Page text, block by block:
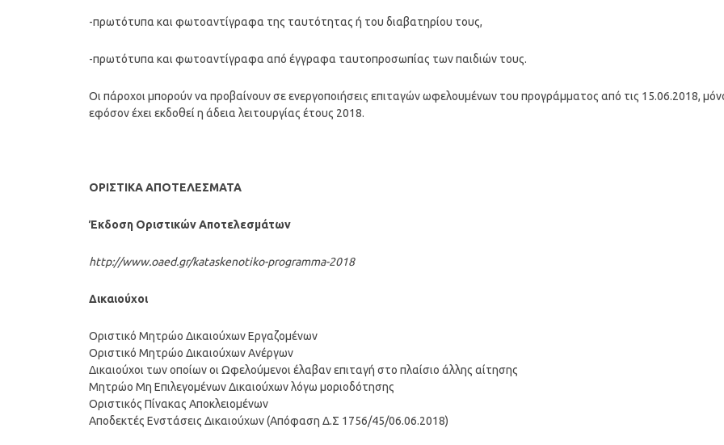
-πρωτότυπα και φωτοαντίγραφα της ταυτότητας ή του διαβατηρίου τους,
-πρωτότυπα και φωτοαντίγραφα από έγγραφα ταυτοπροσωπίας των παιδιών τους.
Οι πάροχοι μπορούν να προβαίνουν σε ενεργοποιήσεις επιταγών ωφελουμένων του προγράμματος από τις 15.06.2018,
εφόσον έχει εκδοθεί η άδεια λειτουργίας έτους 2018.
ΟΡΙΣΤΙΚΑ ΑΠΟΤΕΛΕΣΜΑΤΑ
Έκδοση Οριστικών Αποτελεσμάτων
http://www.oaed.gr/kataskenotiko-programma-2018
Δικαιούχοι
Οριστικό Μητρώο Δικαιούχων Εργαζομένων
Οριστικό Μητρώο Δικαιούχων Ανέργων
Δικαιούχοι των οποίων οι Ωφελούμενοι έλαβαν επιταγή στο πλαίσιο άλλης αίτησης
Μητρώο Μη Επιλεγομένων Δικαιούχων λόγω μοριοδότησης
Οριστικός Πίνακας Αποκλειομένων
Αποδεκτές Ενστάσεις Δικαιούχων (Απόφαση Δ.Σ 1756/45/06.06.2018)